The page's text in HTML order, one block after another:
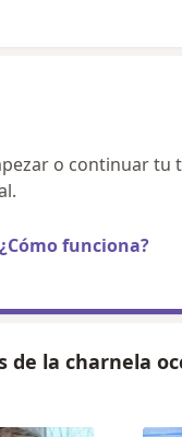
o continuar
¿Cómo funciona?
de la charnela